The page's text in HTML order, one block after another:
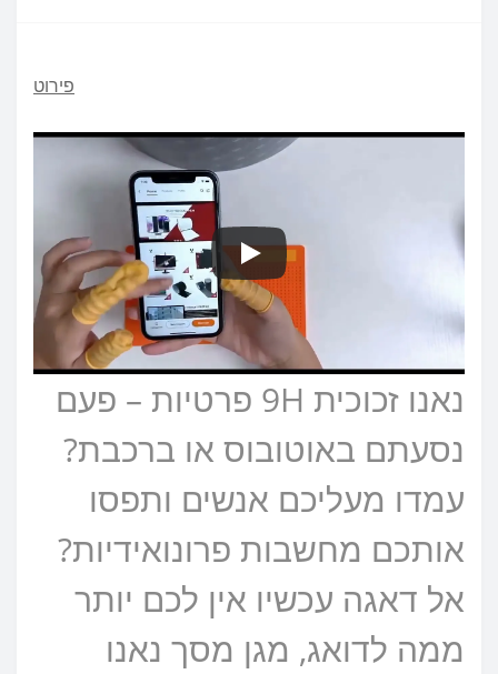
פירוט
נאנו זכוכית 9H פרטיות – פעם
נסעתם באוטובוס או ברכבת?
עמדו מעליכם אנשים ותפסו
אותכם מחשבות פרונואידיות?
אל דאגה עכשיו אין לכם יותר
ממה לדואג, מגן מסך נאנו